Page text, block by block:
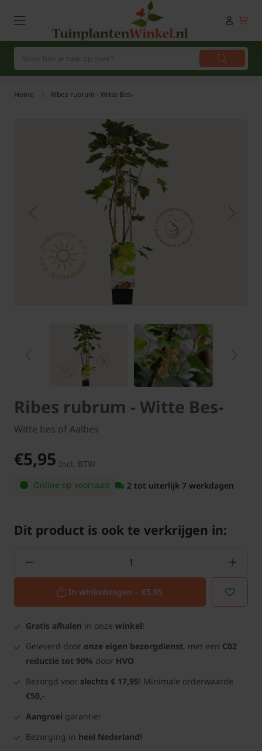
Home Ribes rubrum - Witte Bes-
Ribes rubrum - Witte Bes-
Witte bes of Aalbes
€5,95 Incl. BTW
Online op voorraad
2 tot uiterlijk 7 werkdagen
Dit product is ook te verkrijgen in:
In winkelwagen - €5,95
Gratis afhalen in onze winkel!
Geleverd door onze eigen bezorgdienst, met een C02
reductie tot 90% door HVO
Bezorgd voor slechts € 17,95! Minimale orderwaarde
€50,-
Aangroei garantie!
Bezorging in heel Nederland!